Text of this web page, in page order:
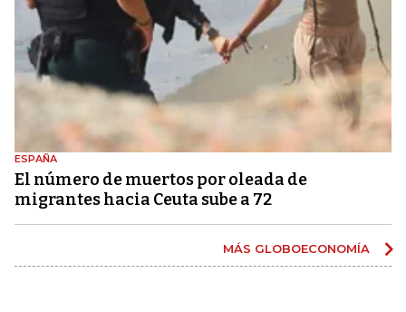
ESPAÑA
El número de muertos por oleada de
migrantes hacia Ceuta sube a 72
MÁS GLOBOECONOMÍA